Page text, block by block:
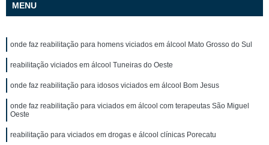
MENU
onde faz reabilitação para homens viciados em álcool Mato Grosso do Sul
reabilitação viciados em álcool Tuneiras do Oeste
onde faz reabilitação para idosos viciados em álcool Bom Jesus
onde faz reabilitação para viciados em álcool com terapeutas São Miguel
Oeste
reabilitação para viciados em drogas e álcool clínicas Porecatu